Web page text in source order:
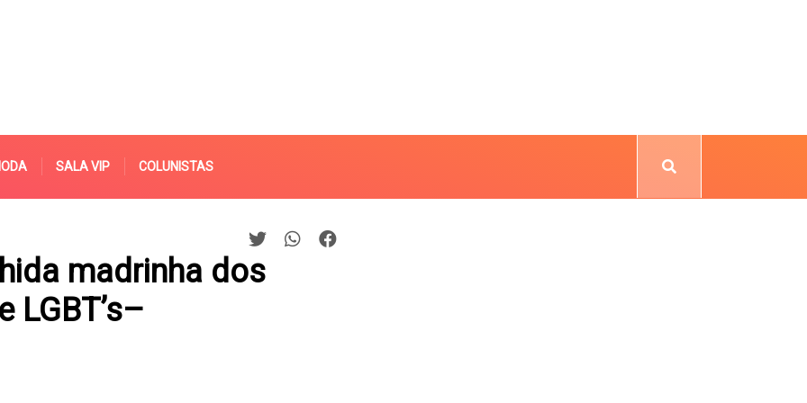
SALA VIP COLUNISTAS
madrinha dos
LGBT’s–